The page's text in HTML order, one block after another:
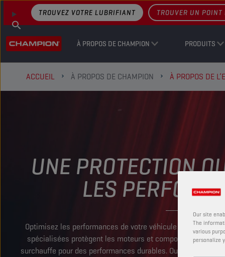
À PROPOS DE CHAMPION PRODUITS
TROUVEZ VOTRE LUBRIFIANT TROUVER UN POINT
ACCUEIL À PROPOS DE CHAMPION À PROPOS DE
UNE PROTECTION
LES
Optimisez les performances de votre véhicule grâce à
spécialisées protègent les moteurs et composants
surchauffe pour des performances durables. Ouvrez de
Our site
The
various
personalize